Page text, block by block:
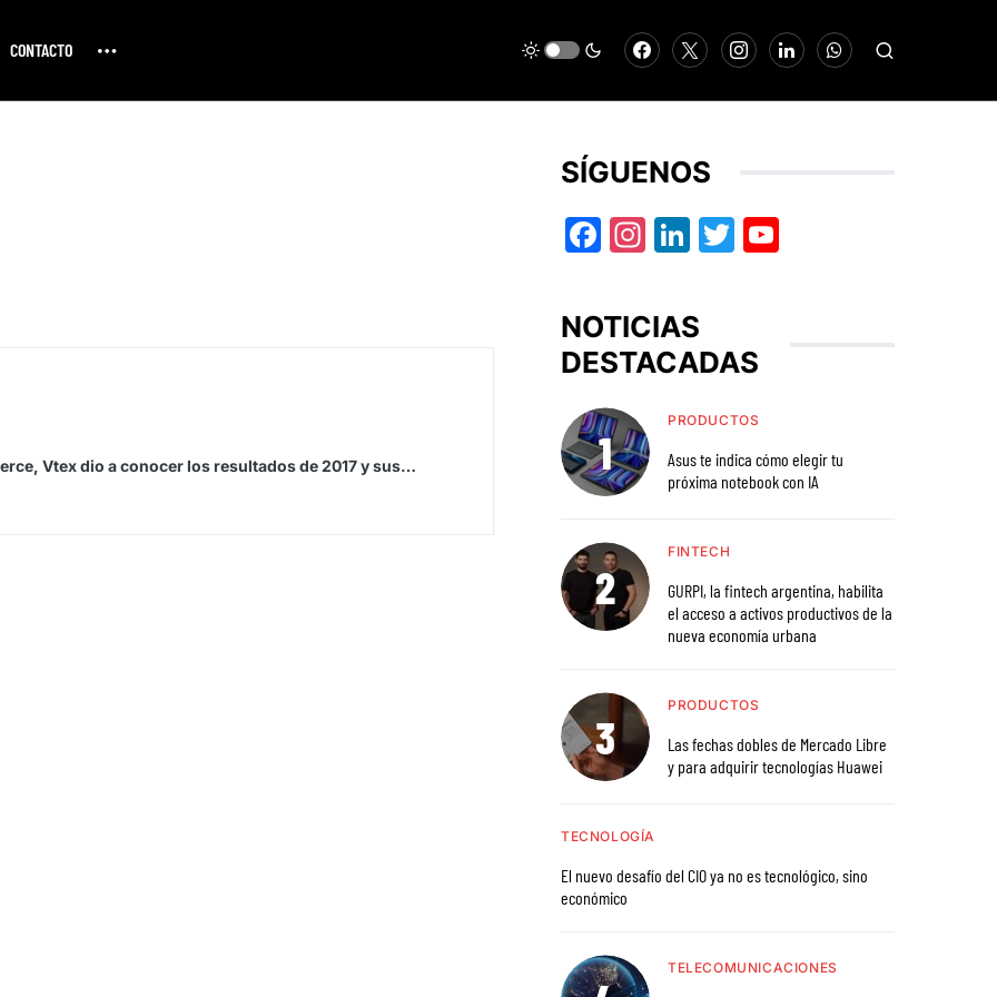
CONTACTO
Vtex dio a conocer los resultados de 2017 y sus…
SÍGUENOS
Facebook
Instagram
LinkedIn
Twitter
NOTICIAS
DESTACADAS
PRODUCTOS
Asus te indica cómo elegir tu
próxima notebook con IA
FINTECH
GURPI, la fintech argentina, habilita
el acceso a activos productivos de la
nueva economía urbana
PRODUCTOS
Las fechas dobles de Mercado Libre
y para adquirir tecnologías Huawei
TECNOLOGÍA
El nuevo desafío del CIO ya no es tecnológico, sino
económico
TELECOMUNICACIONES